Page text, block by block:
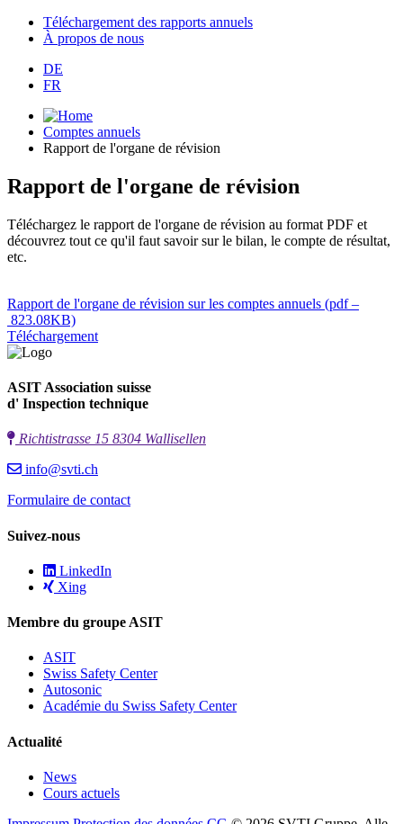
Téléchargement des rapports annuels
À propos de nous
DE
FR
Comptes annuels
Rapport de l'organe de révision
Rapport de l'organe de révision
Téléchargez le rapport de l'organe de révision au format PDF et
découvrez tout ce qu'il faut savoir sur le bilan, le compte de résultat,
etc.
Rapport de l'organe de révision sur les comptes annuels (pdf –
823.08KB)
Téléchargement
ASIT Association suisse
d' Inspection technique
Richtistrasse 15 8304 Wallisellen
info@svti.ch
Formulaire de contact
Suivez-nous
LinkedIn
Xing
Membre du groupe ASIT
ASIT
Swiss Safety Center
Autosonic
Académie du Swiss Safety Center
Actualité
News
Cours actuels